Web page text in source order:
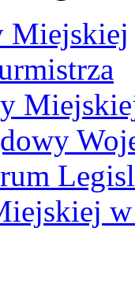
Miejskiej
w